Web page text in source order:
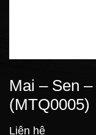
Mai – Sen
(MTQ0005)
Liên hệ